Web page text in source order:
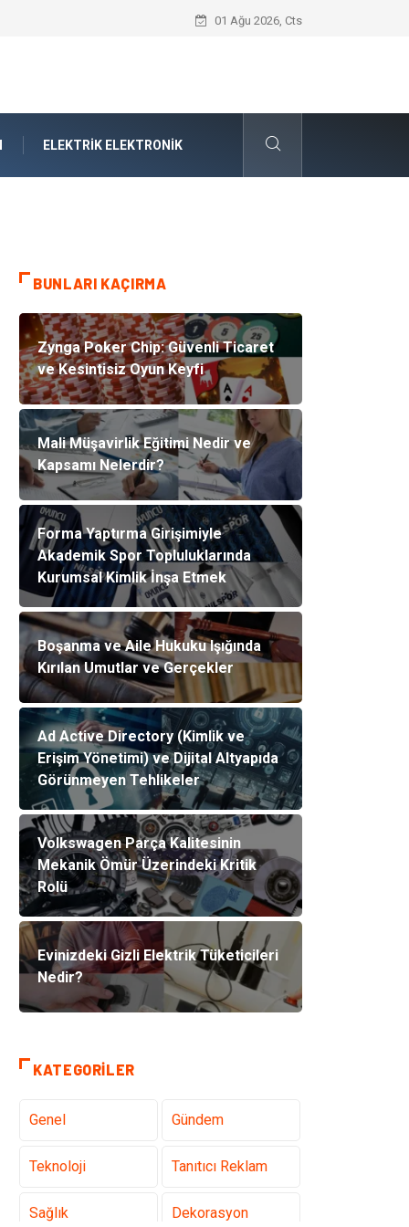
Boşanma ve Aile Hukuku Işığında
01 Ağu 2026, Cts
ELEKTRIK ELEKTRONIK
BUNLARI KAÇIRMA
Zynga Poker Chip: Güvenli Ticaret
ve Kesintisiz Oyun Keyfi
Mali Müşavirlik Eğitimi Nedir ve
Kapsamı Nelerdir?
Forma Yaptırma Girişimiyle
Akademik Spor Topluluklarında
Kurumsal Kimlik İnşa Etmek
Boşanma ve Aile Hukuku Işığında
Kırılan Umutlar ve Gerçekler
Ad Active Directory (Kimlik ve
Erişim Yönetimi) ve Dijital Altyapıda
Görünmeyen Tehlikeler
Volkswagen Parça Kalitesinin
Mekanik Ömür Üzerindeki Kritik
Rolü
Evinizdeki Gizli Elektrik Tüketicileri
Nedir?
KATEGORILER
Genel Gündem
Teknoloji Tanıtıcı Reklam
Sağlık Dekorasyon